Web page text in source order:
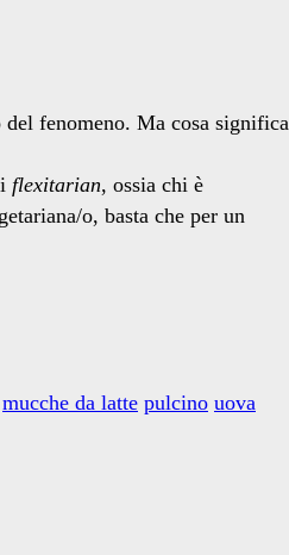
fenomeno. Ma cosa significa
flexitarian, ossia chi è
o, basta che per un
mucche da latte pulcino uova